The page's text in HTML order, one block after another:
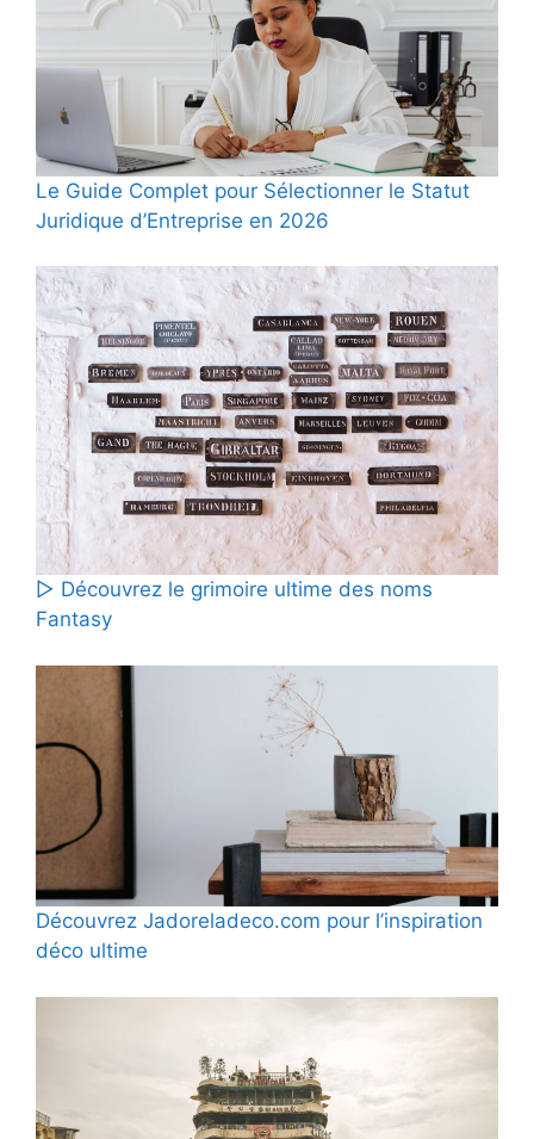
Le Guide Complet pour Sélectionner le Statut
Juridique d’Entreprise en 2026
▷ Découvrez le grimoire ultime des noms
Fantasy
Découvrez Jadoreladeco.com pour l’inspiration
déco ultime